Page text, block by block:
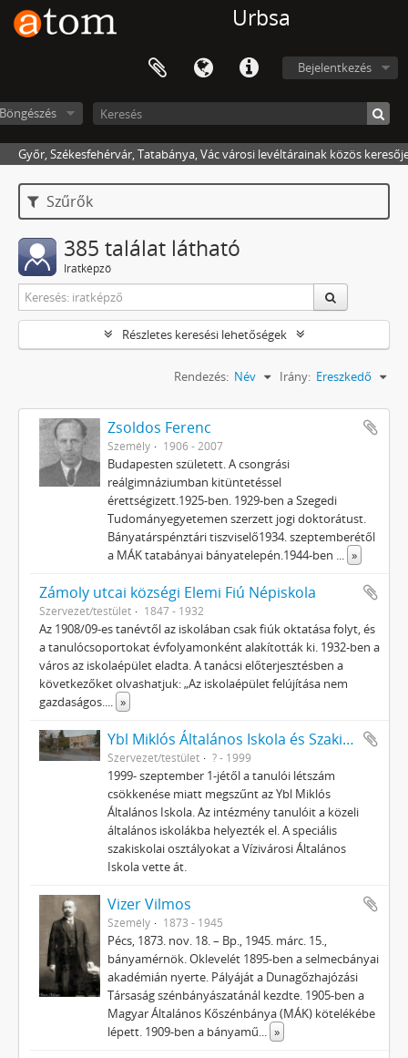
Urbsa
Bejelentkezés
Győr, Székesfehérvár, Tatabánya, Vác városi levéltárainak közös
Szűrők
385 találat látható
Iratképző
Részletes keresési lehetőségek
Rendezés: Név Irány: Ereszkedő
Zsoldos Ferenc
Személy 1906 - 2007
Budapesten született. A csongrási
reálgimnáziumban kitüntetéssel
érettségizett.1925-ben. 1929-ben a Szegedi
Tudományegyetemen szerzett jogi doktorátust.
Bányatárspénztári tiszviselő1934. szeptemberétől
a MÁK tatabányai bányatelepén.1944-ben ... »
Zámoly utcai községi Elemi Fiú Népiskola
Szervezet/testület 1847 - 1932
Az 1908/09-es tanévtől az iskolában csak fiúk oktatása folyt, és
a tanulócsoportokat évfolyamonként alakították ki. 1932-ben a
város az iskolaépület eladta. A tanácsi előterjesztésben a
következőket olvashatjuk: „Az iskolaépület felújítása nem
gazdaságos.... »
Ybl Miklós Általános Iskola és Szakiskola
Szervezet/testület ? - 1999
1999- szeptember 1-jétől a tanulói létszám
csökkenése miatt megszűnt az Ybl Miklós
Általános Iskola. Az intézmény tanulóit a közeli
általános iskolákba helyezték el. A speciális
szakiskolai osztályokat a Vízivárosi Általános
Iskola vette át.
Vizer Vilmos
Személy 1873 - 1945
Pécs, 1873. nov. 18. – Bp., 1945. márc. 15.,
bányamérnök. Oklevelét 1895-ben a selmecbányai
akadémián nyerte. Pályáját a Dunagőzhajózási
Társaság szénbányászatánál kezdte. 1905-ben a
Magyar Általános Kőszénbánya (MÁK) kötelékébe
lépett. 1909-ben a bányamű... »